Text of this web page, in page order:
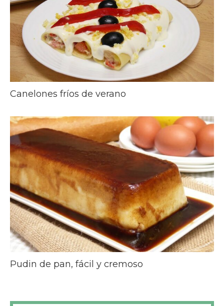
Canelones fríos de verano
Pudin de pan, fácil y cremoso